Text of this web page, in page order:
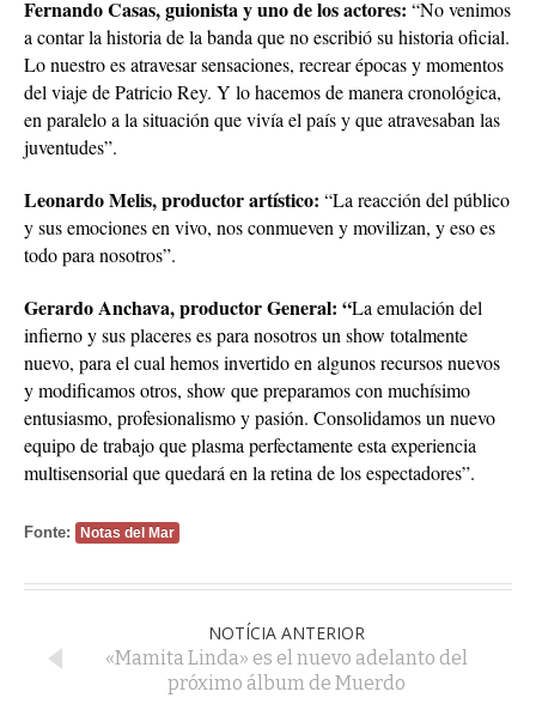
Fernando Casas, guionista y uno de los actores: “No venimos
a contar la historia de la banda que no escribió su historia oficial.
Lo nuestro es atravesar sensaciones, recrear épocas y momentos
del viaje de Patricio Rey. Y lo hacemos de manera cronológica,
en paralelo a la situación que vivía el país y que atravesaban las
juventudes”.
Leonardo Melis, productor artístico: “La reacción del público
y sus emociones en vivo, nos conmueven y movilizan, y eso es
todo para nosotros”.
Gerardo Anchava, productor General: “La emulación del
infierno y sus placeres es para nosotros un show totalmente
nuevo, para el cual hemos invertido en algunos recursos nuevos
y modificamos otros, show que preparamos con muchísimo
entusiasmo, profesionalismo y pasión. Consolidamos un nuevo
equipo de trabajo que plasma perfectamente esta experiencia
multisensorial que quedará en la retina de los espectadores”.
Fonte: Notas del Mar
NOTÍCIA ANTERIOR
«Mamita Linda» es el nuevo adelanto del
próximo álbum de Muerdo